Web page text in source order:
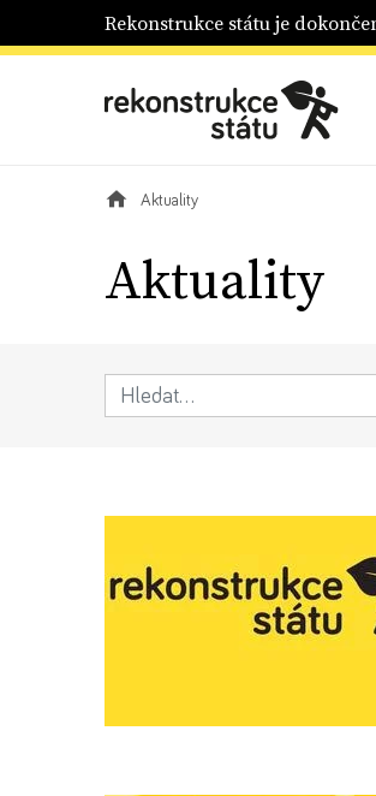
Rekonstrukce státu je
Aktuality
Aktuality